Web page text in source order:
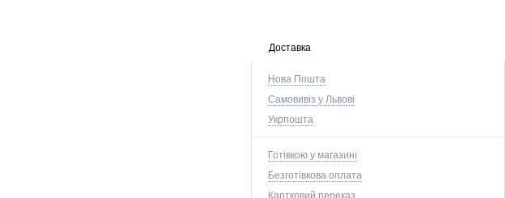
Доставка
Нова Пошта
Самовивіз у Львові
Укрпошта
Готівкою у магазині
Безготівкова оплата
Картковий переказ